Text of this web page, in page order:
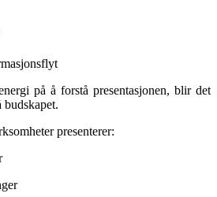
på å forstå presentasjonen, blir det
budskapet.
presenterer: